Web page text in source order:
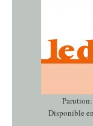
Disponible